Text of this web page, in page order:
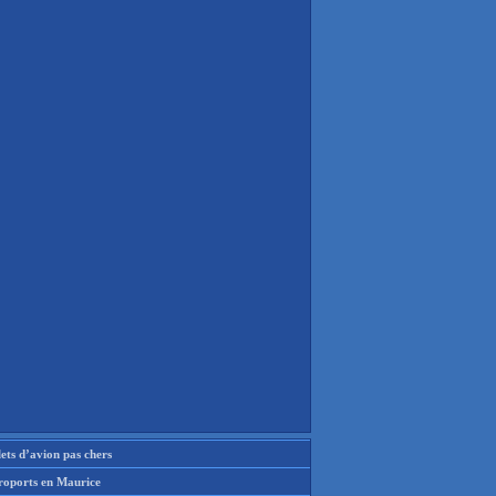
d’avion pas chers
en Maurice